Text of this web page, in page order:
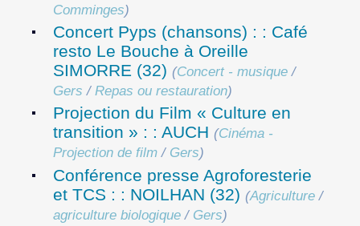
Comminges)
Concert Pyps (chansons) : : Café
resto Le Bouche à Oreille
SIMORRE (32) (Concert - musique /
Gers / Repas ou restauration)
Projection du Film « Culture en
transition » : : AUCH (Cinéma -
Projection de film / Gers)
Conférence presse Agroforesterie
et TCS : : NOILHAN (32) (Agriculture /
agriculture biologique / Gers)